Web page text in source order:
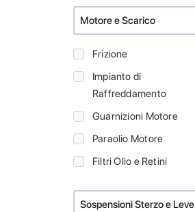
Motore e Scarico
Frizione
Impianto di
Raffreddamento
Guarnizioni Motore
Paraolio Motore
Filtri Olio e Retini
Sospensioni Sterzo e Leve